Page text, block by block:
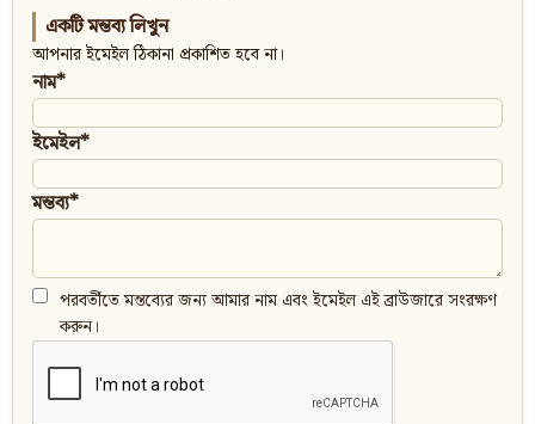
একটি মন্তব্য লিখুন
আপনার ইমেইল ঠিকানা প্রকাশিত হবে না।
নাম*
ইমেইল*
মন্তব্য*
পরবর্তীতে মন্তব্যের জন্য আমার নাম এবং ইমেইল এই ব্রাউজারে সংরক্ষণ
করুন।